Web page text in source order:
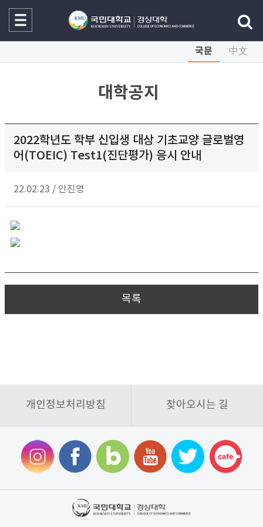
국문 中文
대학공지
2022학년도 학부 신입생 대상 기초교양 글로벌영
어(TOEIC) Test1(진단평가) 응시 안내
22.02.23 / 안진영
목록
개인정보처리방침 찾아오시는 길